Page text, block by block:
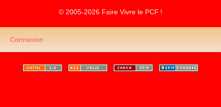
© 2005-2026 Faire Vivre le PCF !
Connexion